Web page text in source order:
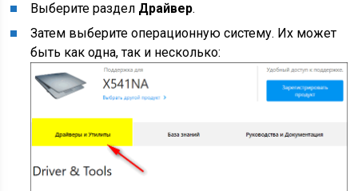
Выберите раздел Драйвер.
Затем выберите операционную систему. Их может
быть как одна, так и несколько: